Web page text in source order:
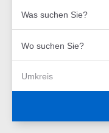
suchen
Sie?
suchen
Umkreis